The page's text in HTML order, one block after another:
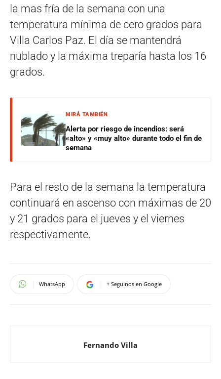
la mas fría de la semana con una
temperatura mínima de cero grados para
Villa Carlos Paz. El día se mantendrá
nublado y la máxima treparía hasta los 16
grados.
MIRÁ TAMBIÉN
Alerta por riesgo de incendios: será
«alto» y «muy alto» durante todo el fin de
semana
Para el resto de la semana la temperatura
continuará en ascenso con máximas de 20
y 21 grados para el jueves y el viernes
respectivamente.
WhatsApp + Seguinos en Google
Fernando Villa